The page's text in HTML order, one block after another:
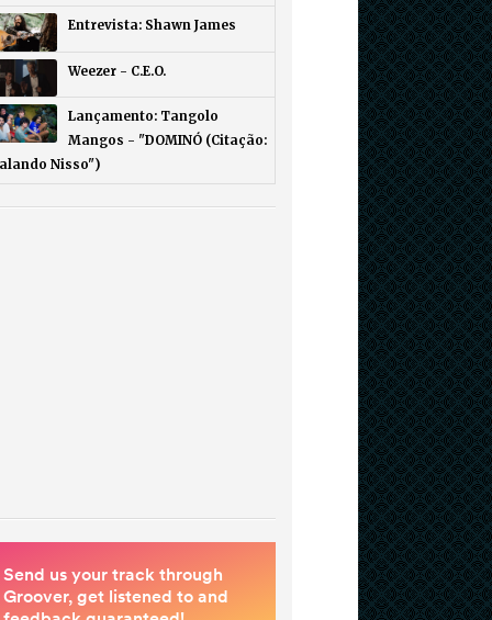
Entrevista: Shawn James
Weezer - C.E.O.
Lançamento: Tangolo
Mangos - "DOMINÓ (Citação:
Nisso")